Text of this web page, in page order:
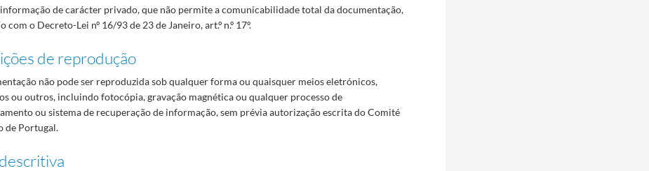
de carácter privado, que não permite a comunicabilidade total da documentação,
com o Decreto-Lei nº 16/93 de 23 de Janeiro, art.º n.º 17º.
de reprodução
não pode ser reproduzida sob qualquer forma ou quaisquer meios eletrónicos,
ou outros, incluindo fotocópia, gravação magnética ou qualquer processo de
ou sistema de recuperação de informação, sem prévia autorização escrita do Comité
de Portugal.